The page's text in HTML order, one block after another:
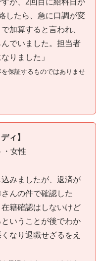
したら、急に口調が変
加算すると言われ、
でいました。担当者
りました」
保証するものではありませ
ィ】
・女性
込みましたが、返済が
んの件で確認した
籍確認はしないけど
いうことが後でわか
なり退職せざるをえ